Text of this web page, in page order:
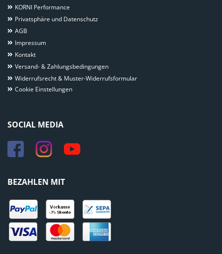
KORNI Performance
Privatsphäre und Datenschutz
AGB
Impressum
Kontakt
Versand- & Zahlungsbedingungen
Widerrufsrecht & Muster-Widerrufsformular
Cookie Einstellungen
SOCIAL MEDIA
BEZAHLEN MIT